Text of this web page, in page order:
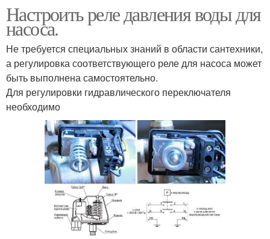
Настроить реле давления воды для
насоса.
Не требуется специальных знаний в области сантехники,
а регулировка соответствующего реле для насоса может
быть выполнена самостоятельно.
Для регулировки гидравлического переключателя
необходимо